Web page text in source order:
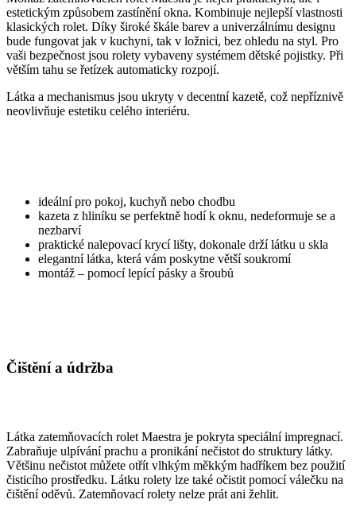
estetickým způsobem zastínění okna. Kombinuje nejlepší vlastnosti
klasických rolet. Díky široké škále barev a univerzálnímu designu
bude fungovat jak v kuchyni, tak v ložnici, bez ohledu na styl. Pro
vaši bezpečnost jsou rolety vybaveny systémem dětské pojistky. Při
větším tahu se řetízek automaticky rozpojí.
Látka a mechanismus jsou ukryty v decentní kazetě, což nepříznivě
neovlivňuje estetiku celého interiéru.
ideální pro pokoj, kuchyň nebo chodbu
kazeta z hliníku se perfektně hodí k oknu, nedeformuje se a
nezbarví
praktické nalepovací krycí lišty, dokonale drží látku u skla
elegantní látka, která vám poskytne větší soukromí
montáž – pomocí lepící pásky a šroubů
Čištění a údržba
Látka zatemňovacích rolet Maestra je pokryta speciální impregnací.
Zabraňuje ulpívání prachu a pronikání nečistot do struktury látky.
Většinu nečistot můžete otřít vlhkým měkkým hadříkem bez použití
čisticího prostředku. Látku rolety lze také očistit pomocí válečku na
čištění oděvů. Zatemňovací rolety nelze prát ani žehlit.